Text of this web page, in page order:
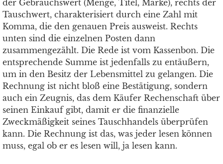
der Gebrauchswert (Menge, Titel, Marke), rechts der
Tauschwert, charakterisiert durch eine Zahl mit
Komma, die den genauen Preis ausweist. Rechts
unten sind die einzelnen Posten dann
zusammengezählt. Die Rede ist vom Kassenbon. Die
entsprechende Summe ist jedenfalls zu entäußern,
um in den Besitz der Lebensmittel zu gelangen. Die
Rechnung ist nicht bloß eine Bestätigung, sondern
auch ein Zeugnis, das dem Käufer Rechenschaft über
seinen Einkauf gibt, damit er die finanzielle
Zweckmäßigkeit seines Tauschhandels überprüfen
kann. Die Rechnung ist das, was jeder lesen können
muss, egal ob er es lesen will, ja lesen kann.